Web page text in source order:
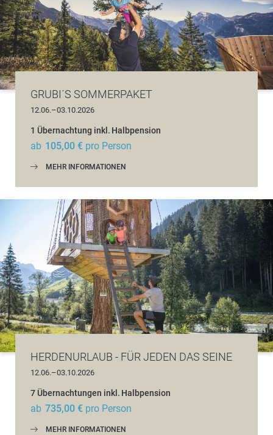
GRUBI´S SOMMERPAKET
12.06.–03.10.2026
1 Übernachtung inkl. Halbpension
ab 105,00 € pro Person
MEHR INFORMATIONEN
HERDENURLAUB - FÜR JEDEN DAS SEINE
12.06.–03.10.2026
7 Übernachtungen inkl. Halbpension
ab 735,00 € pro Person
MEHR INFORMATIONEN